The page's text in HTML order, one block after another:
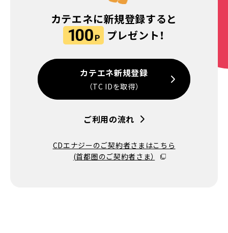
カテエネに新規登録すると
プレゼント！
カテエネ新規登録
（TC IDを取得）
ご利用の流れ
CDエナジーのご契約者さまはこちら
(首都圏のご契約者さま）